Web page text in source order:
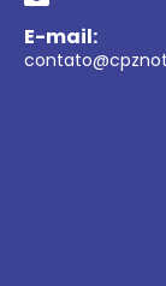
E-mail: